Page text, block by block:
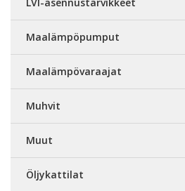
Maalämpöpumput
Maalämpövaraajat
Muhvit
Muut
Öljykattilat